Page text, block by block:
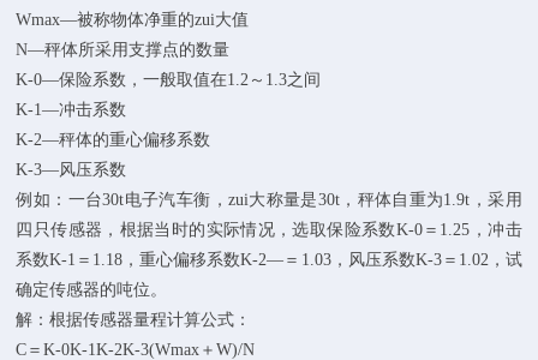
Wmax—被称物体净重的zui大值
N—秤体所采用支撑点的数量
K-0—保险系数，一般取值在1.2～1.3之间
K-1—冲击系数
K-2—秤体的重心偏移系数
K-3—风压系数
例如：一台30t电子汽车衡，zui大称量是30t，秤体自重为1.9t，采用
四只传感器，根据当时的实际情况，选取保险系数K-0＝1.25，冲击
系数K-1＝1.18，重心偏移系数K-2—＝1.03，风压系数K-3＝1.02，试
确定传感器的吨位。
解：根据传感器量程计算公式：
C＝K-0K-1K-2K-3(Wmax＋W)/N